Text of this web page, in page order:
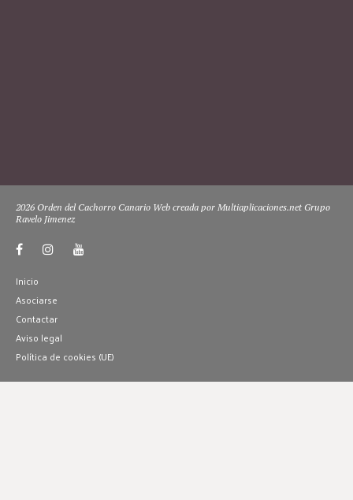
2026 Orden del Cachorro Canario Web creada por Multiaplicaciones.net Grupo
Ravelo Jimenez
Inicio
Asociarse
Contactar
Aviso legal
Política de cookies (UE)